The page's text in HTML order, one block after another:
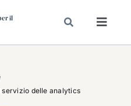
il
delle analytics